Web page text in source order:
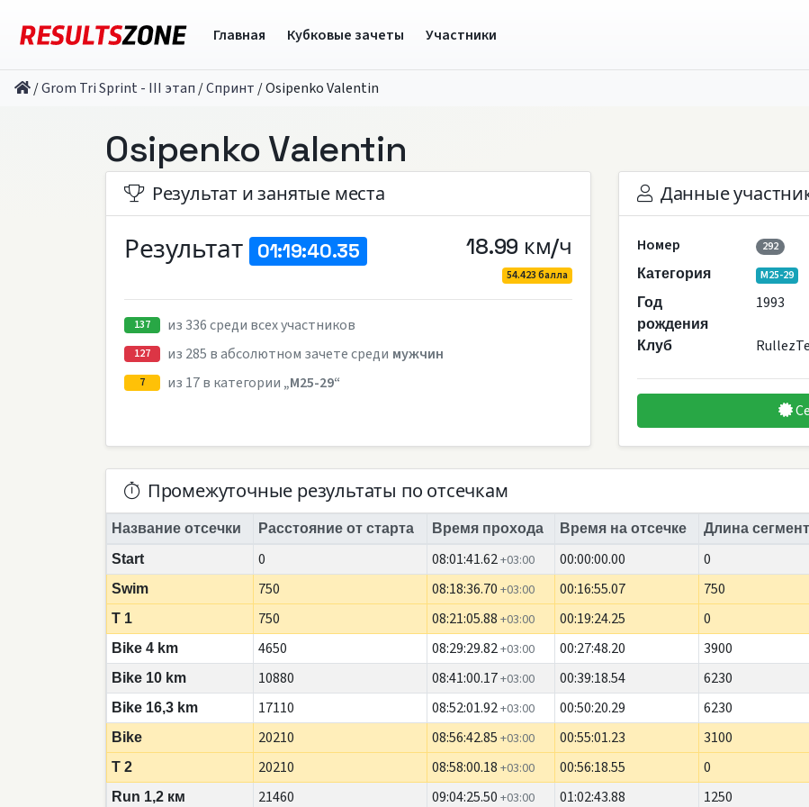
Главная Кубковые зачеты Участники
/Grom Tri Sprint - III этап /Спринт /Osipenko Valentin
Osipenko Valentin
Результат и занятые места
Результат 01:19:40.35 18.99 км/ч
54.423 балла
137 из 336 среди всех участников
127 из 285 в абсолютном зачете среди мужчин
7 из 17 в категории „M25-29“
Данные
Номер
292
Категория
M25-29
Год
рождения
1993
Клуб
Промежуточные результаты по отсечкам
Название отсечки Расстояние от старта Время прохода Время на отсечке Длина
Start
0 08:01:41.62+03:00 00:00:00.00 0
Swim 750 08:18:36.70 +03:00 00:16:55.07 750
T 1 750 08:21:05.88 +03:00 00:19:24.25 0
Bike 4 km 4650 08:29:29.82+03:00 00:27:48.20 3900
Bike 10 km 10880 08:41:00.17+03:00 00:39:18.54 6230
Bike 16,3 km 17110 08:52:01.92+03:00 00:50:20.29 6230
Bike 20210 08:56:42.85 +03:00 00:55:01.23 3100
T 2 20210 08:58:00.18 +03:00 00:56:18.55 0
Run 1,2 км 21460 09:04:25.50 +03:00 01:02:43.88 1250